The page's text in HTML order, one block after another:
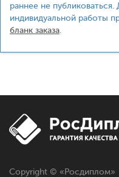
раннее не
индивидуальной работы
бланк заказа
Copyright © «Росдиплом»